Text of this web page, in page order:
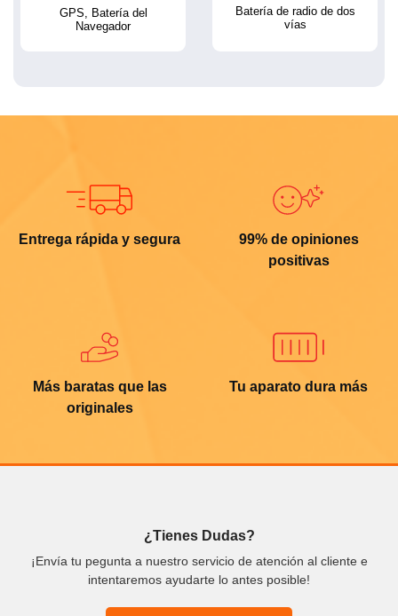
GPS, Batería del
Navegador
Batería de radio de dos
vías
Entrega rápida y segura
99% de opiniones
positivas
Más baratas que las
originales
Tu aparato dura más
¿Tienes Dudas?
¡Envía tu pegunta a nuestro servicio de atención al cliente e
intentaremos ayudarte lo antes posible!